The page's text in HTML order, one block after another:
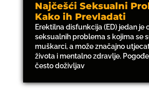
Najčešći Seksualni
Kako ih Prevladati
Erektilna disfunkcija (ED) jedan je
seksualnih problema s kojima se
muškarci, a može značajno
života i mentalno zdravlje.
često doživljav